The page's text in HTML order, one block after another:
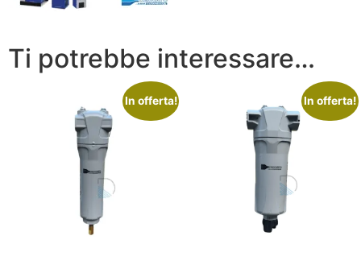
Ti potrebbe interessare…
In offerta! In offerta!